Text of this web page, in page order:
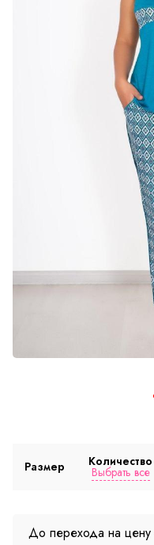
Размер Количество
Выбрать все
До перехода на цену